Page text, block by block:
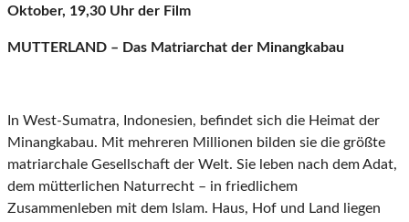
Oktober, 19,30 Uhr der Film
MUTTERLAND – Das Matriarchat der Minangkabau
In West-Sumatra, Indonesien, befindet sich die Heimat der
Minangkabau. Mit mehreren Millionen bilden sie die größte
matriarchale Gesellschaft der Welt. Sie leben nach dem Adat,
dem mütterlichen Naturrecht – in friedlichem
Zusammenleben mit dem Islam. Haus, Hof und Land liegen